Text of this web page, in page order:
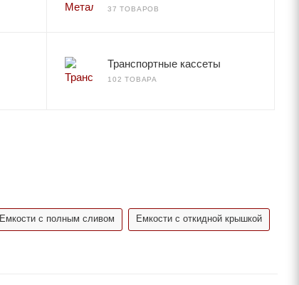
37 ТОВАРОВ
Транспортные кассеты
102 ТОВАРА
Емкости с полным сливом Емкости с откидной крышкой